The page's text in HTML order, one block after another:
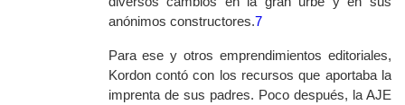
anónimos constructores.7
Para ese y otros emprendimientos editoriales,
Kordon contó con los recursos que aportaba la
imprenta de sus padres. Poco después, la AJE